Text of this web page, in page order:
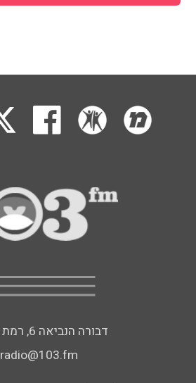
דבורה הנביאה 6, רמת השרון
radio@103.fm